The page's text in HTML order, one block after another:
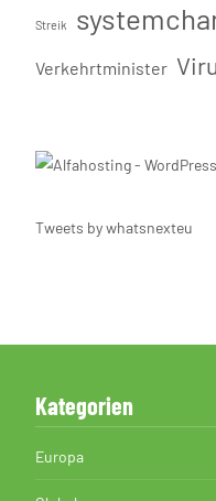
Streik
Verkehrtminister
Tweets by whatsnexteu
Kategorien
Europa